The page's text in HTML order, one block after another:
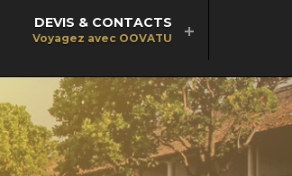
DEVIS & CONTACTS
Voyagez avec OOVATU